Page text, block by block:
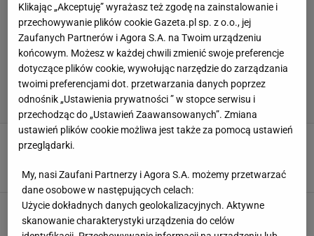
Swift wyda milion dolarów na aranżację ogrodu
Aleksandra Pietrow,23 LISTOPADA 2025, 19:00
Swift i Kelce czekali z ogłoszeniem zaręczyn.
Ojciec sportowca wyjawił szczegóły
Klikając „Akceptuję” wyrażasz też zgodę na zainstalowanie i
przechowywanie plików cookie Gazeta.pl sp. z o.o., jej
Zaufanych Partnerów i Agora S.A. na Twoim urządzeniu
końcowym. Możesz w każdej chwili zmienić swoje preferencje
dotyczące plików cookie, wywołując narzędzie do zarządzania
twoimi preferencjami dot. przetwarzania danych poprzez
odnośnik „Ustawienia prywatności ” w stopce serwisu i
przechodząc do „Ustawień Zaawansowanych”. Zmiana
ustawień plików cookie możliwa jest także za pomocą ustawień
przeglądarki.
My, nasi Zaufani Partnerzy i Agora S.A. możemy przetwarzać
dane osobowe w następujących celach:
Użycie dokładnych danych geolokalizacyjnych. Aktywne
skanowanie charakterystyki urządzenia do celów